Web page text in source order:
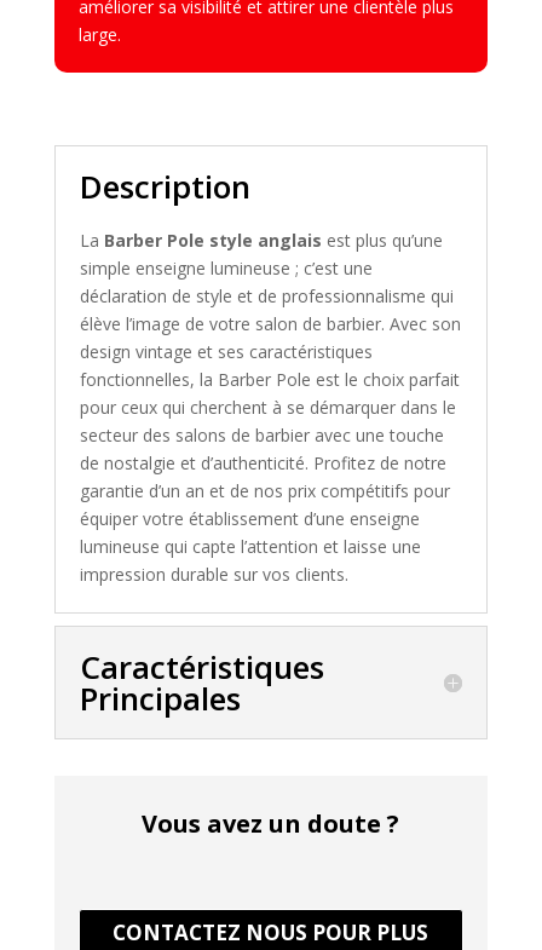
améliorer sa visibilité et attirer une clientèle plus
large.
Description
La Barber Pole style anglais est plus qu’une
simple enseigne lumineuse ; c’est une
déclaration de style et de professionnalisme qui
élève l’image de votre salon de barbier. Avec son
design vintage et ses caractéristiques
fonctionnelles, la Barber Pole est le choix parfait
pour ceux qui cherchent à se démarquer dans le
secteur des salons de barbier avec une touche
de nostalgie et d’authenticité. Profitez de notre
garantie d’un an et de nos prix compétitifs pour
équiper votre établissement d’une enseigne
lumineuse qui capte l’attention et laisse une
impression durable sur vos clients.
Caractéristiques
Principales
Vous avez un doute ?
CONTACTEZ NOUS POUR PLUS